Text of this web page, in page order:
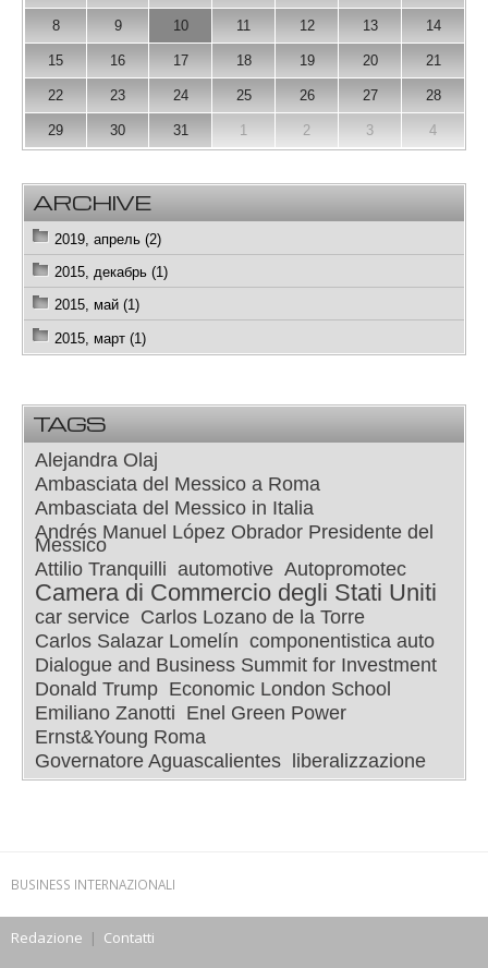
8 9 10 11 12 13 14
15 16 17 18 19 20 21
22 23 24 25 26 27 28
29 30 31 1 2 3 4
ARCHIVE
2019, апрель (2)
2015, декабрь (1)
2015, май (1)
2015, март (1)
TAGS
Alejandra Olaj
Ambasciata del Messico a Roma
Ambasciata del Messico in Italia
Andrés Manuel López Obrador Presidente del
Messico
Attilio Tranquilli automotive Autopromotec
Camera di Commercio degli Stati Uniti
car service Carlos Lozano de la Torre
Carlos Salazar Lomelín componentistica auto
Dialogue and Business Summit for Investment
Donald Trump Economic London School
Emiliano Zanotti Enel Green Power
Ernst&Young Roma
Governatore Aguascalientes
liberalizzazione
BUSINESS INTERNAZIONALI
Redazione | Contatti